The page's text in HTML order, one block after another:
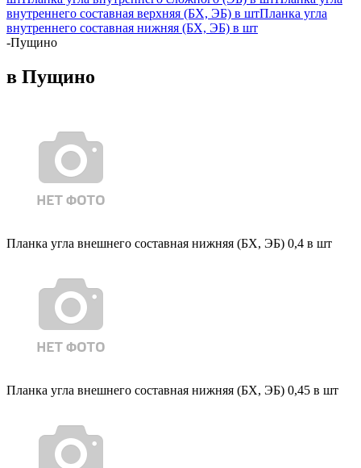
внутреннего составная верхняя (БХ, ЭБ) в штПланка угла
внутреннего составная нижняя (БХ, ЭБ) в шт
-Пущино
в Пущино
Планка угла внешнего составная нижняя (БХ, ЭБ) 0,4 в шт
Планка угла внешнего составная нижняя (БХ, ЭБ) 0,45 в шт